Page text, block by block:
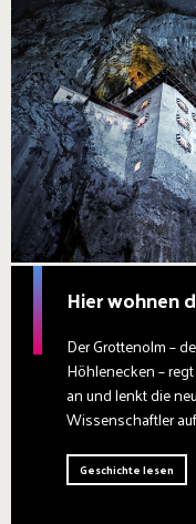
Hier wohnen
Der Grottenolm –
Höhlenecken –
an und lenkt die
Wissenschaftler
Geschichte lesen